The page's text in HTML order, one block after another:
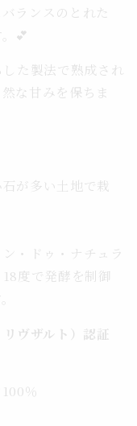
バランスのとれた
💕
た製法で熟成され
な甘みを保ちま
が多い土地で栽
・ドゥ・ナチュラ
度で発酵を制御
ヴザルト）認証
％